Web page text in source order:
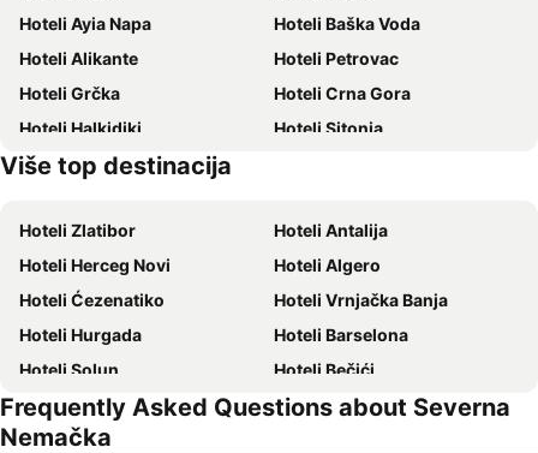
Hoteli Ayia Napa
Hoteli Baška Voda
Hoteli Alikante
Hoteli Petrovac
Hoteli Grčka
Hoteli Crna Gora
Hoteli Halkidiki
Hoteli Sitonia
Hoteli Krf
Više top destinacija
Hoteli Zlatibor
Hoteli Antalija
Hoteli Herceg Novi
Hoteli Algero
Hoteli Ćezenatiko
Hoteli Vrnjačka Banja
Hoteli Hurgada
Hoteli Barselona
Hoteli Solun
Hoteli Bečići
Hoteli Hanija
Hoteli Tivat
Hoteli Nica
Frequently Asked Questions about Severna
Nemačka